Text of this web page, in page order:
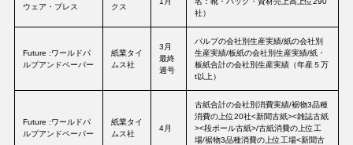
ウェア・プレス
クス
社）
Future :ワールドパ
ルプアンドペーパー
紙業タイ
ムス社
3月
最終
週号
パルプの会社別生産実績/紙の会社別
生産実績/板紙の会社別生産実績/紙・
板紙合計の会社別生産実績（年産５万
t以上）
Future :ワールドパ
ルプアンドペーパー
紙業タイ
ムス社
4月
古紙合計の会社別消費実績/裾物3品種
消費の上位20社<新聞古紙><雑誌古紙
><段ボール古紙>/古紙消費の上位工
場/裾物3品種消費の上位工場<新聞古